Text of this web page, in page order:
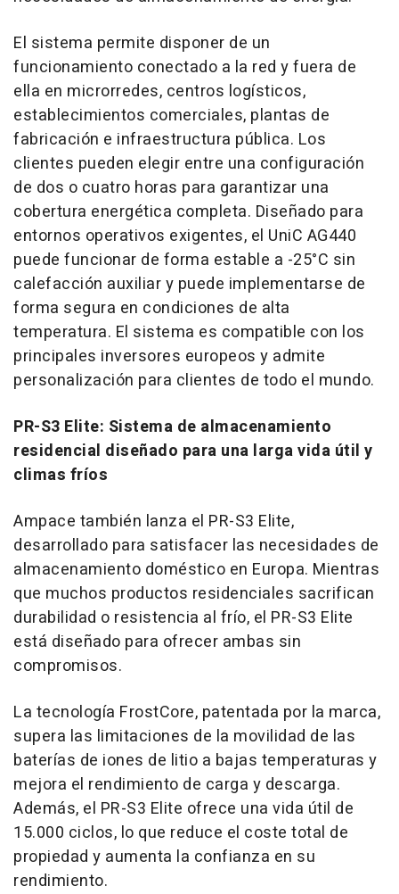
El sistema permite disponer de un
funcionamiento conectado a la red y fuera de
ella en microrredes, centros logísticos,
establecimientos comerciales, plantas de
fabricación e infraestructura pública. Los
clientes pueden elegir entre una configuración
de dos o cuatro horas para garantizar una
cobertura energética completa. Diseñado para
entornos operativos exigentes, el UniC AG440
puede funcionar de forma estable a -25°C sin
calefacción auxiliar y puede implementarse de
forma segura en condiciones de alta
temperatura. El sistema es compatible con los
principales inversores europeos y admite
personalización para clientes de todo el mundo.
PR-S3 Elite: Sistema de almacenamiento
residencial diseñado para una larga vida útil y
climas fríos
Ampace también lanza el PR-S3 Elite,
desarrollado para satisfacer las necesidades de
almacenamiento doméstico en Europa. Mientras
que muchos productos residenciales sacrifican
durabilidad o resistencia al frío, el PR-S3 Elite
está diseñado para ofrecer ambas sin
compromisos.
La tecnología FrostCore, patentada por la marca,
supera las limitaciones de la movilidad de las
baterías de iones de litio a bajas temperaturas y
mejora el rendimiento de carga y descarga.
Además, el PR-S3 Elite ofrece una vida útil de
15.000 ciclos, lo que reduce el coste total de
propiedad y aumenta la confianza en su
rendimiento.